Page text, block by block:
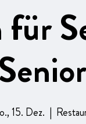
15. Dez.
  |